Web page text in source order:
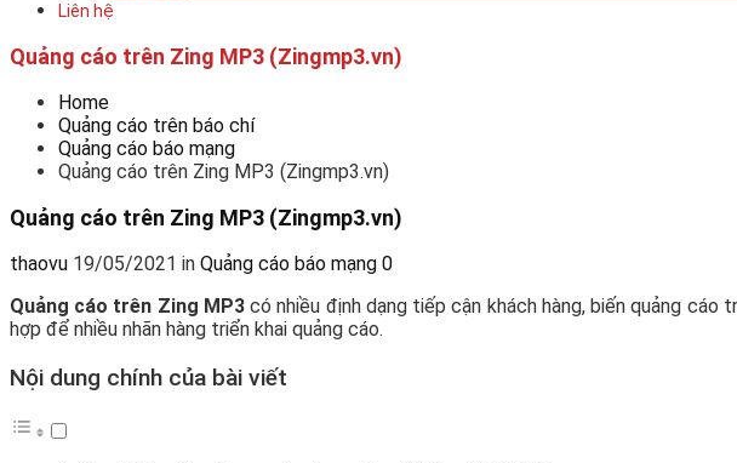
Liên hệ
Quảng cáo trên Zing MP3 (Zingmp3.vn)
Home
Quảng cáo trên báo chí
Quảng cáo báo mạng
Quảng cáo trên Zing MP3 (Zingmp3.vn)
Quảng cáo trên Zing MP3 (Zingmp3.vn)
thaovu 19/05/2021 in Quảng cáo báo mạng 0
Quảng cáo trên Zing MP3có nhiều định dạng tiếp cận khách hàng, biến quảng
hợp để nhiều nhãn hàng triển khai quảng cáo.
Nội dung chính của bài viết